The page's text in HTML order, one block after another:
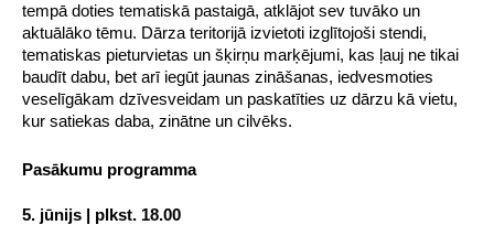
tempā doties tematiskā pastaigā, atklājot sev tuvāko un
aktuālāko tēmu. Dārza teritorijā izvietoti izglītojoši stendi,
tematiskas pieturvietas un šķirņu marķējumi, kas ļauj ne tikai
baudīt dabu, bet arī iegūt jaunas zināšanas, iedvesmoties
veselīgākam dzīvesveidam un paskatīties uz dārzu kā vietu,
kur satiekas daba, zinātne un cilvēks.
Pasākumu programma
5. jūnijs | plkst. 18.00